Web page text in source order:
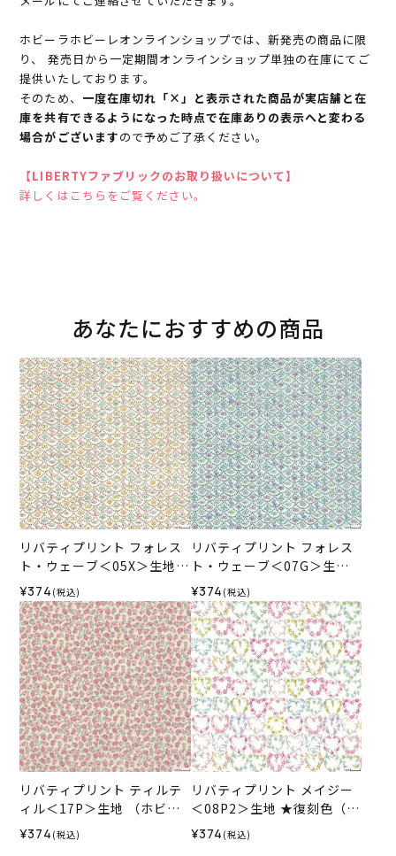
ホビーラホビーレオンラインショップでは、新発売の商品に限
り、 発売日から一定期間オンラインショップ単独の在庫にてご
提供いたしております。
そのため、 一度在庫切れ「×」と表示された商品が実店舗と在
庫を共有できるようになった時点で在庫ありの表示へと変わる
場合がございますので予めご了承ください。
【LIBERTYファブリックのお取り扱いについて】
詳しくはこちらをご覧ください。
あなたにおすすめの商品
リバティプリント フォレス
ト・ウェーブ＜05X＞生地
（ホビーラホビーレオリジ
ナル）2026SS
¥374 (税込)
リバティプリント フォレス
ト・ウェーブ＜07G＞生地
（ホビーラホビーレオリジ
ナル）2026SS
¥374 (税込)
リバティプリント ティルテ
ィル＜17P＞生地 （ホビー
ラホビーレオリジナル）202
¥374 (税込)
リバティプリント メイジー
＜08P2＞生地 ★復刻色（ホ
ビーラホビーレオリジナ
ル）2026ES
¥374 (税込)